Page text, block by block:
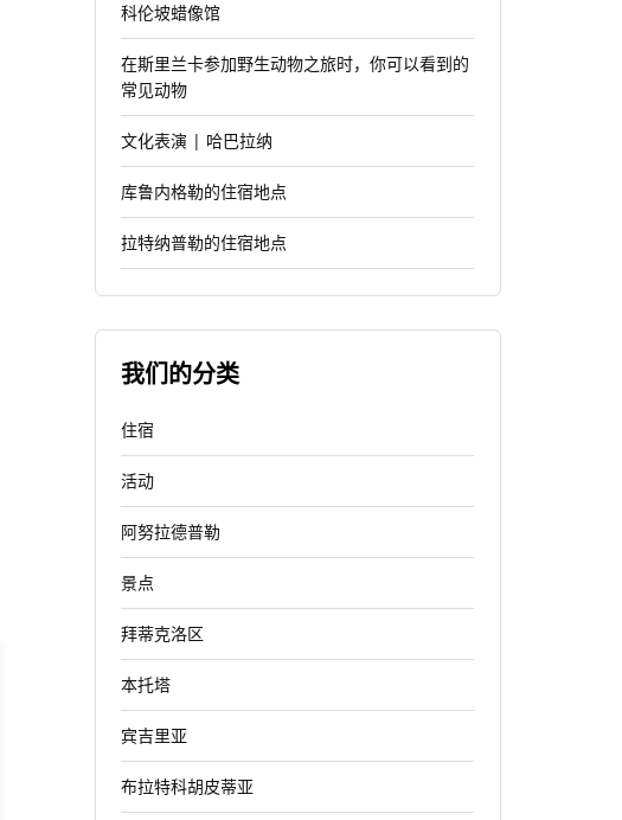
科伦坡蜡像馆
在斯里兰卡参加野生动物之旅时，你可以看到的
常见动物
文化表演 | 哈巴拉纳
库鲁内格勒的住宿地点
拉特纳普勒的住宿地点
我们的分类
住宿
活动
阿努拉德普勒
景点
拜蒂克洛区
本托塔
宾吉里亚
布拉特科胡皮蒂亚